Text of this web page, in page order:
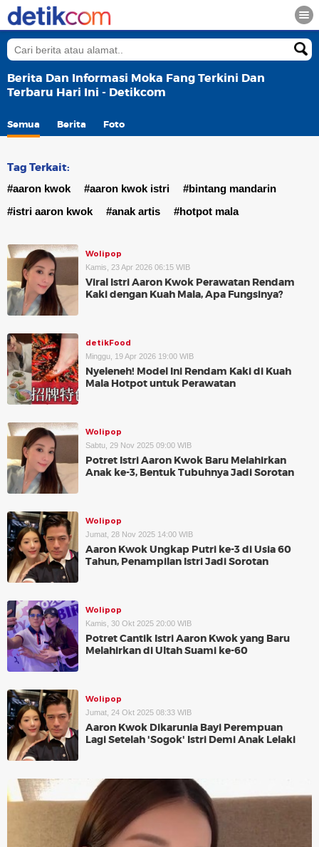
Berita Dan Informasi Moka Fang Terkini Dan
Terbaru Hari Ini - Detikcom
Semua Berita Foto
Tag Terkait:
#aaron kwok #aaron kwok istri
#bintang mandarin
#istri aaron kwok
#anak artis #hotpot mala
Wolipop
Kamis, 23 Apr 2026 06:15 WIB
Viral Istri Aaron Kwok Perawatan Rendam
Kaki dengan Kuah Mala, Apa Fungsinya?
detikFood
Minggu, 19 Apr 2026 19:00 WIB
Nyeleneh! Model Ini Rendam Kaki di Kuah
Mala Hotpot untuk Perawatan
Wolipop
Sabtu, 29 Nov 2025 09:00 WIB
Potret Istri Aaron Kwok Baru Melahirkan
Anak ke-3, Bentuk Tubuhnya Jadi Sorotan
Wolipop
Jumat, 28 Nov 2025 14:00 WIB
Aaron Kwok Ungkap Putri ke-3 di Usia 60
Tahun, Penampilan Istri Jadi Sorotan
Wolipop
Kamis, 30 Okt 2025 20:00 WIB
Potret Cantik Istri Aaron Kwok yang Baru
Melahirkan di Ultah Suami ke-60
Wolipop
Jumat, 24 Okt 2025 08:33 WIB
Aaron Kwok Dikarunia Bayi Perempuan
Lagi Setelah 'Sogok' Istri Demi Anak Lelaki